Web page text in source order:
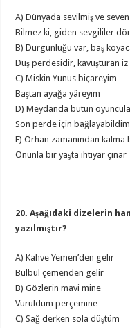
A) Dünyada sevilmiş ve
Bilmez ki, giden sevgililer
B) Durgunluğu var, baş
Düş perdesidir, kavuşturan
C) Miskin Yunus biçareyim
Baştan ayağa yâreyim
D) Meydanda bütün
Son perde için
E) Orhan zamanından kalma
Onunla bir yaşta ihtiyar çınar
20. Aşağıdaki dizelerin
yazılmıştır?
A) Kahve Yemen’den gelir
Bülbül çemenden gelir
B) Gözlerin mavi mine
Vuruldum perçemine
C) Sağ derken sola düştüm